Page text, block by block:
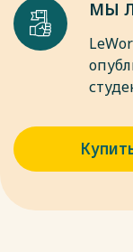
женщинам,
беременности, по
ребенком до
военнослужащих
Весь текст
МЫ